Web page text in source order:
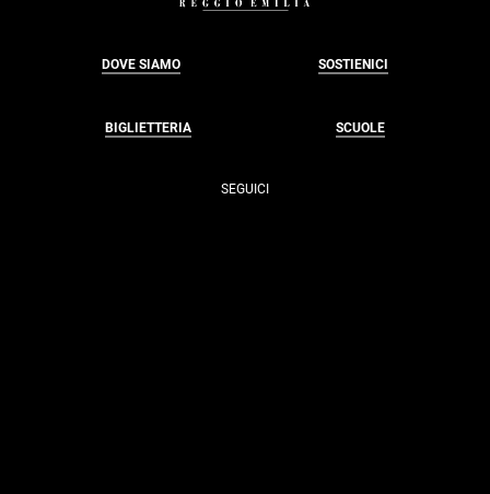
DOVE SIAMO SOSTIENICI
BIGLIETTERIA SCUOLE
SEGUICI